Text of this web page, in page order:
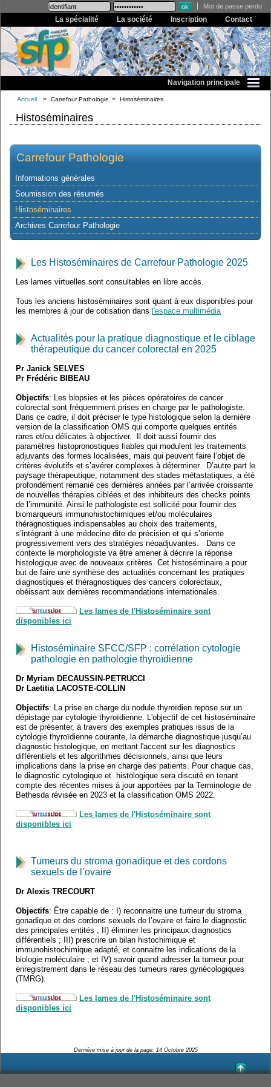
Mot de passe perdu
Contact
Inscription
La société
La spécialité
Navigation principale
Accueil Carrefour Pathologie Histoséminaires
Histoséminaires
Carrefour Pathologie
Informations générales
Soumission des résumés
Histoséminaires
Archives Carrefour Pathologie
Les Histoséminaires de Carrefour Pathologie 2025
Les lames virtuelles sont consultables en libre accès.
Tous les anciens histoséminaires sont quant à eux disponibles pour
les membres à jour de cotisation dans l'espace multimédia
Actualités pour la pratique diagnostique et le ciblage
thérapeutique du cancer colorectal en 2025
Pr Janick SELVES
Pr Frédéric BIBEAU
Objectifs: Les biopsies et les pièces opératoires de cancer
colorectal sont fréquemment prises en charge par le pathologiste.
Dans ce cadre, il doit préciser le type histologique selon la dernière
version de la classification OMS qui comporte quelques entités
rares et/ou délicates à objectiver. Il doit aussi fournir des
paramètres histopronostiques fiables qui modulent les traitements
adjuvants des formes localisées, mais qui peuvent faire l’objet de
critères évolutifs et s’avérer complexes à déterminer. D’autre part le
paysage thérapeutique, notamment des stades métastatiques, a été
profondément remanié ces dernières années par l’arrivée croissante
de nouvelles thérapies ciblées et des inhibiteurs des checks points
de l’immunité. Ainsi le pathologiste est sollicité pour fournir des
biomarqueurs immunohistochimiques et/ou moléculaires
théragnostiques indispensables au choix des traitements,
s’intégrant à une médecine dite de précision et qui s’oriente
progressivement vers des stratégies néoadjuvantes. Dans ce
contexte le morphologiste va être amener à décrire la réponse
histologique avec de nouveaux critères. Cet histoséminaire a pour
but de faire une synthèse des actualités concernant les pratiques
diagnostiques et théragnostiques des cancers colorectaux,
obéissant aux dernières recommandations internationales.
Les lames de l'Histoséminaire sont
disponibles ici
Histoséminaire SFCC/SFP : corrélation cytologie
pathologie en pathologie thyroïdienne
Dr Myriam DECAUSSIN-PETRUCCI
Dr Laetitia LACOSTE-COLLIN
Objectifs: La prise en charge du nodule thyroïdien repose sur un
dépistage par cytologie thyroïdienne. L'objectif de cet histoséminaire
est de présenter, à travers des exemples pratiques issus de la
cytologie thyroïdienne courante, la démarche diagnostique jusqu’au
diagnostic histologique, en mettant l'accent sur les diagnostics
différentiels et les algorithmes décisionnels, ainsi que leurs
implications dans la prise en charge des patients. Pour chaque cas,
le diagnostic cytologique et histologique sera discuté en tenant
compte des récentes mises à jour apportées par la Terminologie de
Bethesda révisée en 2023 et la classification OMS 2022.
Les lames de l'Histoséminaire sont
disponibles ici
Tumeurs du stroma gonadique et des cordons
sexuels de l’ovaire
Dr Alexis TRECOURT
Objectifs: Être capable de : I) reconnaitre une tumeur du stroma
gonadique et des cordons sexuels de l’ovaire et faire le diagnostic
des principales entités ; II) éliminer les principaux diagnostics
différentiels ; III) prescrire un bilan histochimique et
immunohistochimique adapté, et connaitre les indications de la
biologie moléculaire ; et IV) savoir quand adresser la tumeur pour
enregistrement dans le réseau des tumeurs rares gynécologiques
(TMRG).
Les lames de l'Histoséminaire sont
disponibles ici
Dernière mise à jour de la page: 14 Octobre 2025